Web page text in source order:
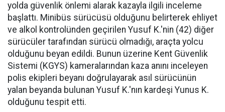
yolda güvenlik önlemi alarak kazayla ilgili inceleme
başlattı. Minibüs sürücüsü olduğunu belirterek ehliyet
ve alkol kontrolünden geçirilen Yusuf K.'nin (42) diğer
sürücüler tarafından sürücü olmadığı, araçta yolcu
olduğunu beyan edildi. Bunun üzerine Kent Güvenlik
Sistemi (KGYS) kameralarından kaza anını inceleyen
polis ekipleri beyanı doğrulayarak asıl sürücünün
yalan beyanda bulunan Yusuf K.'nın kardeşi Yunus K.
olduğunu tespit etti.